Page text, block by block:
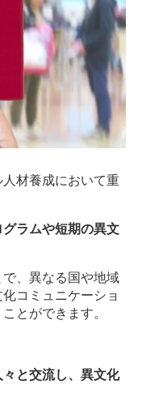
材養成において重
グラムや短期の異文
、異なる国や地域
コミュニケーショ
とができます。
と交流し、異文化